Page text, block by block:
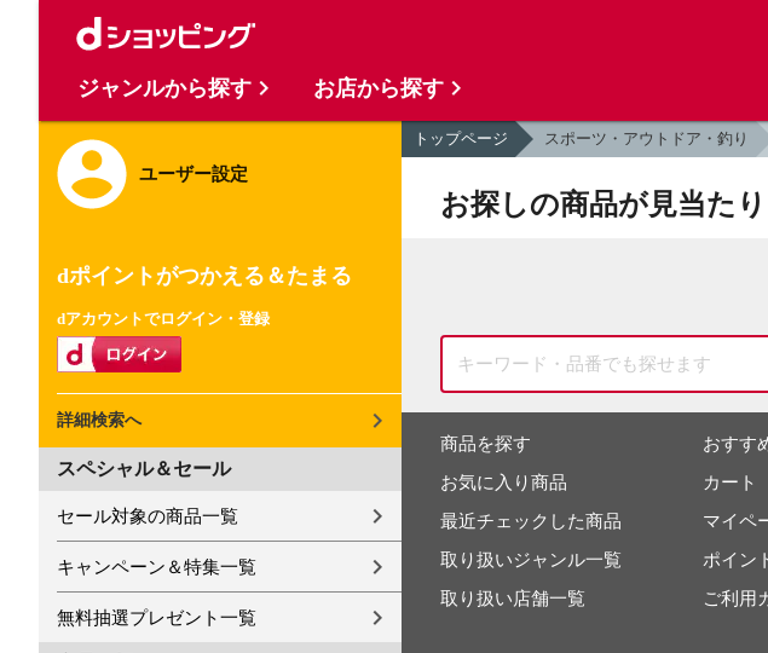
ユーザー設定
dポイントがつかえる＆たまる
dアカウントでログイン・登録
詳細検索へ
スペシャル＆セール
セール対象の商品一覧
キャンペーン＆特集一覧
無料抽選プレゼント一覧
トップページ スポーツ・アウトドア・釣り
お探しの商品が見当たり
商品を探す
お気に入り商品
最近チェックした商品
取り扱いジャンル一覧
取り扱い店舗一覧
おすす
カート
マイペ
ポイン
ご利用
ジャンルから探す お店から探す